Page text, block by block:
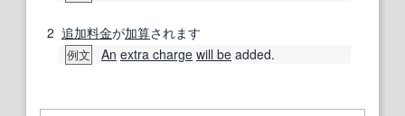
2 追加料金が加算されます
例文 An extra charge will be added.